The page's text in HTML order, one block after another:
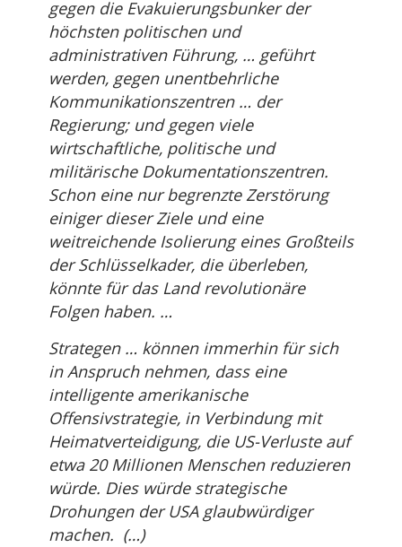
gegen die Evakuierungsbunker der
höchsten politischen und
administrativen Führung, … geführt
werden, gegen unentbehrliche
Kommunikationszentren … der
Regierung; und gegen viele
wirtschaftliche, politische und
militärische Dokumentationszentren.
Schon eine nur begrenzte Zerstörung
einiger dieser Ziele und eine
weitreichende Isolierung eines Großteils
der Schlüsselkader, die überleben,
könnte für das Land revolutionäre
Folgen haben. …
Strategen … können immerhin für sich
in Anspruch nehmen, dass eine
intelligente amerikanische
Offensivstrategie, in Verbindung mit
Heimatverteidigung, die US-Verluste auf
etwa 20 Millionen Menschen reduzieren
würde. Dies würde strategische
Drohungen der USA glaubwürdiger
machen. (…)